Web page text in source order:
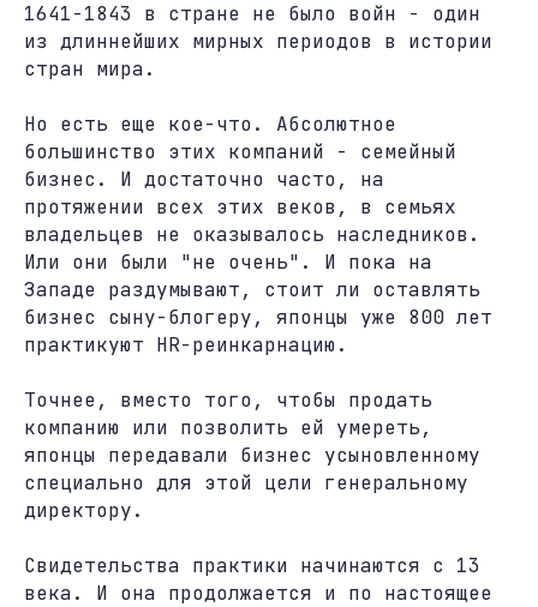
1641-1843 в стране не было войн - один
из длиннейших мирных периодов в истории
стран мира.
Но есть еще кое-что. Абсолютное
большинство этих компаний - семейный
бизнес. И достаточно часто, на
протяжении всех этих веков, в семьях
владельцев не оказывалось наследников.
Или они были "не очень". И пока на
Западе раздумывают, стоит ли оставлять
бизнес сыну-блогеру, японцы уже 800 лет
практикуют HR-реинкарнацию.
Точнее, вместо того, чтобы продать
компанию или позволить ей умереть,
японцы передавали бизнес усыновленному
специально для этой цели генеральному
директору.
Свидетельства практики начинаются с 13
века. И она продолжается и по настоящее